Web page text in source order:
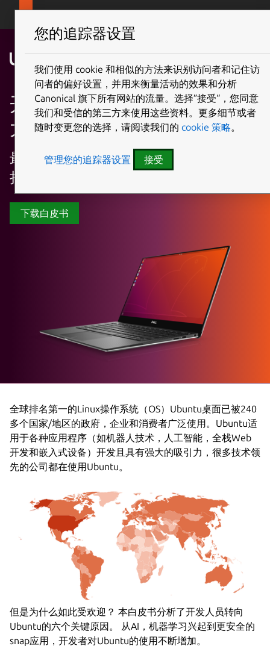
开发者选择Ubuntu桌面的六
大理由
最流行的linux os操作系统，开放者选
择Ubuntu的六大理由
下载白皮书
全球排名第一的Linux操作系统（OS）Ubuntu桌面已被240
多个国家/地区的政府，企业和消费者广泛使用。Ubuntu适
用于各种应用程序（如机器人技术，人工智能，全栈Web
开发和嵌入式设备）开发且具有强大的吸引力，很多技术领
先的公司都在使用Ubuntu。
但是为什么如此受欢迎？ 本白皮书分析了开发人员转向
Ubuntu的六个关键原因。 从AI，机器学习兴起到更安全的
snap应用，开发者对Ubuntu的使用不断增加。
您的追踪器设置
我们使用 cookie 和相似的方法来识别访问者和记住访
问者的偏好设置，并用来衡量活动的效果和分析
Canonical 旗下所有网站的流量。选择”接受“，您同意
我们和受信的第三方来使用这些资料。更多细节或者
随时变更您的选择，请阅读我们的 cookie 策略。
管理您的追踪器设置 接受